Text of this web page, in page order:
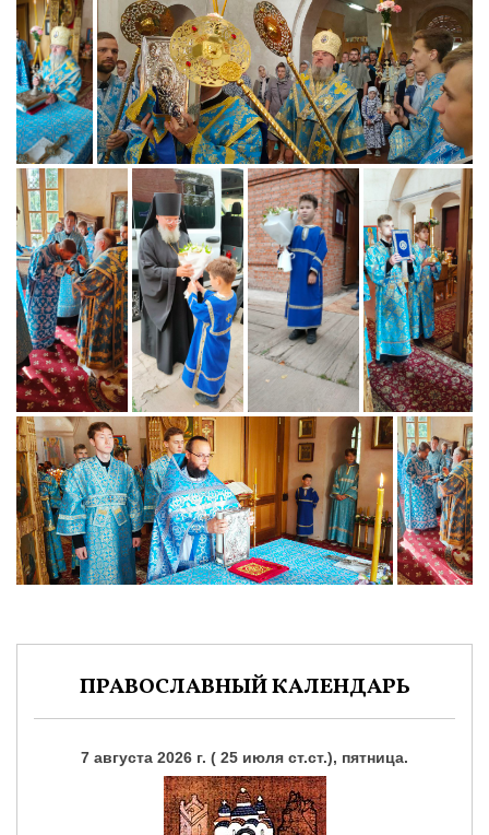
ПРАВОСЛАВНЫЙ КАЛЕНДАРЬ
7 августа 2026 г. ( 25 июля ст.ст.), пятница.